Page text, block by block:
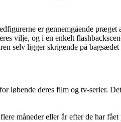
er gennemgående
vilje, og i en enkelt
selv ligger skrigende på
løbende deres film og tv-serier.
måneder eller år efter de har fået